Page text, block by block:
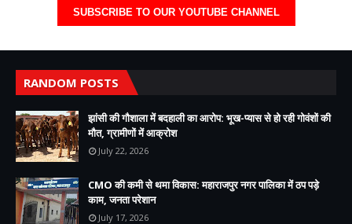
SUBSCRIBE TO OUR YOUTUBE CHANNEL
RANDOM POSTS
झांसी की गौशाला में बदहाली का आरोप: भूख-प्यास से हो रही गोवंशों की
मौत, ग्रामीणों में आक्रोश
July 22, 2026
CMO की कमी से थमा विकास: महाराजपुर नगर पालिका में ठप पड़े
काम, जनता परेशान
July 17, 2026